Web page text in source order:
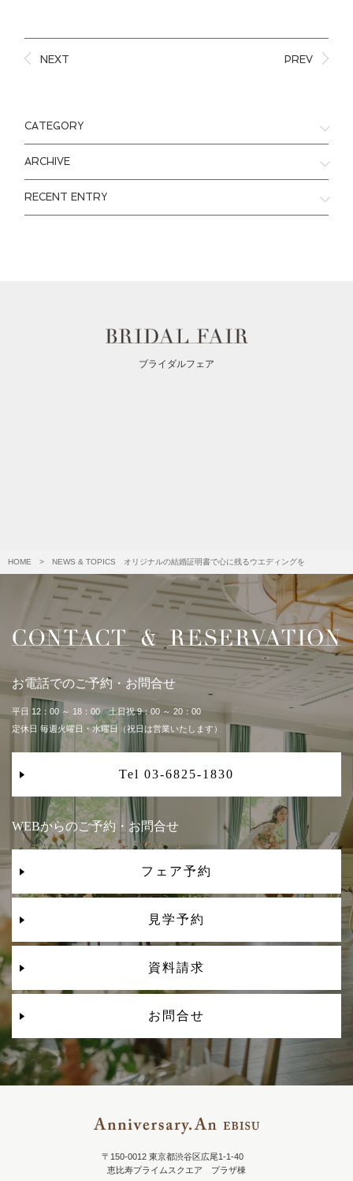
NEXT PREV
CATEGORY
ARCHIVE
RECENT ENTRY
ブライダルフェア
HOME > NEWS & TOPICS オリジナルの結婚証明書で心に残るウエディングを
お電話でのご予約・お問合せ
平日 12：00 ～ 18：00 土日祝 9：00 ～ 20：00
定休日 毎週火曜日・水曜日（祝日は営業いたします）
Tel 03-6825-1830
WEBからのご予約・お問合せ
フェア予約
見学予約
資料請求
お問合せ
〒150-0012 東京都渋谷区広尾1-1-40
恵比寿プライムスクエア プラザ棟